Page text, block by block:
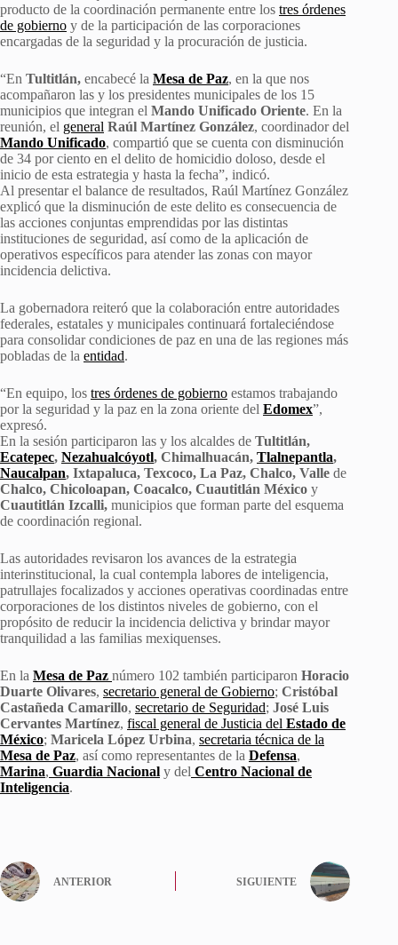
producto de la coordinación permanente entre los tres órdenes
de gobierno y de la participación de las corporaciones
encargadas de la seguridad y la procuración de justicia.
“En Tultitlán, encabecé la Mesa de Paz, en la que nos
acompañaron las y los presidentes municipales de los 15
municipios que integran el Mando Unificado Oriente. En la
reunión, el general Raúl Martínez González, coordinador del
Mando Unificado, compartió que se cuenta con disminución
de 34 por ciento en el delito de homicidio doloso, desde el
inicio de esta estrategia y hasta la fecha”, indicó.
Al presentar el balance de resultados, Raúl Martínez González
explicó que la disminución de este delito es consecuencia de
las acciones conjuntas emprendidas por las distintas
instituciones de seguridad, así como de la aplicación de
operativos específicos para atender las zonas con mayor
incidencia delictiva.
La gobernadora reiteró que la colaboración entre autoridades
federales, estatales y municipales continuará fortaleciéndose
para consolidar condiciones de paz en una de las regiones más
pobladas de la entidad.
“En equipo, los tres órdenes de gobierno estamos trabajando
por la seguridad y la paz en la zona oriente del Edomex”,
expresó.
En la sesión participaron las y los alcaldes de Tultitlán,
Ecatepec, Nezahualcóyotl, Chimalhuacán, Tlalnepantla,
Naucalpan, Ixtapaluca, Texcoco, La Paz, Chalco, Valle de
Chalco, Chicoloapan, Coacalco, Cuautitlán México y
Cuautitlán Izcalli, municipios que forman parte del esquema
de coordinación regional.
Las autoridades revisaron los avances de la estrategia
interinstitucional, la cual contempla labores de inteligencia,
patrullajes focalizados y acciones operativas coordinadas entre
corporaciones de los distintos niveles de gobierno, con el
propósito de reducir la incidencia delictiva y brindar mayor
tranquilidad a las familias mexiquenses.
En la Mesa de Paz número 102 también participaron Horacio
Duarte Olivares, secretario general de Gobierno; Cristóbal
Castañeda Camarillo, secretario de Seguridad; José Luis
Cervantes Martínez, fiscal general de Justicia del Estado de
México; Maricela López Urbina, secretaria técnica de la
Mesa de Paz, así como representantes de la Defensa,
Marina, Guardia Nacional y del Centro Nacional de
Inteligencia.
ANTERIOR SIGUIENTE